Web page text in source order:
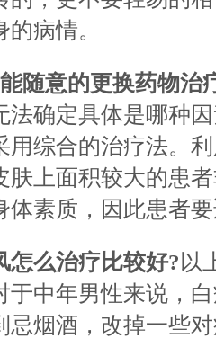
病情。
随意的更换药物治
法确定具体是哪种
用综合的治疗法。
肤上面积较大的患
体素质，因此患者
么治疗比较好? 以
于中年男性来说，
忌烟酒，改掉一些